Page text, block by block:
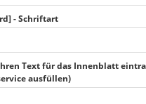
- Schriftart
Text für das Innenblatt
ausfüllen)